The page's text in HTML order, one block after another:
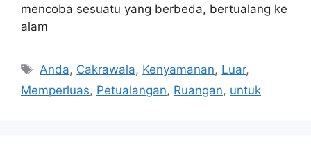
mencoba sesuatu yang berbeda, bertualang ke
alam
Tags
Anda, Cakrawala, Kenyamanan, Luar,
Memperluas, Petualangan, Ruangan, untuk